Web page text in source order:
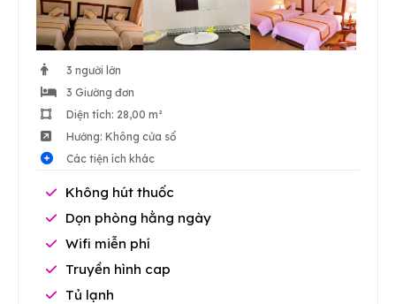
3 người lớn
3 Giường đơn
Diện tích: 28,00 m²
Hướng: Không cửa sổ
Các tiện ích khác
Không hút thuốc
Dọn phòng hằng ngày
Wifi miễn phí
Truyền hình cap
Tủ lạnh